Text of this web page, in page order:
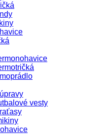
vesty